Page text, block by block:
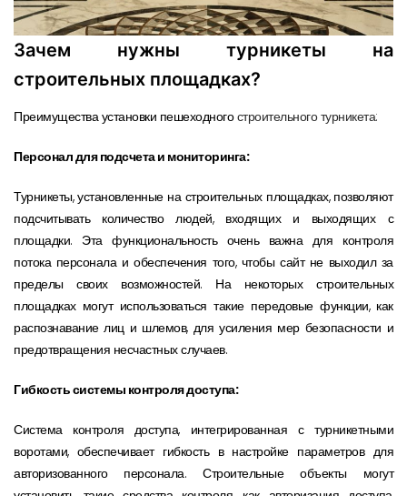
Зачем нужны турникеты на
строительных площадках?
Преимущества установки пешеходногостроительного турникета:
Персонал для подсчета и мониторинга:
Турникеты, установленные на строительных площадках, позволяют
подсчитывать количество людей, входящих и выходящих с
площадки. Эта функциональность очень важна для контроля
потока персонала и обеспечения того, чтобы сайт не выходил за
пределы своих возможностей. На некоторых строительных
площадках могут использоваться такие передовые функции, как
распознавание лиц и шлемов, для усиления мер безопасности и
предотвращения несчастных случаев.
Гибкость системы контроля доступа:
Система контроля доступа, интегрированная с турникетными
воротами, обеспечивает гибкость в настройке параметров для
авторизованного персонала. Строительные объекты могут